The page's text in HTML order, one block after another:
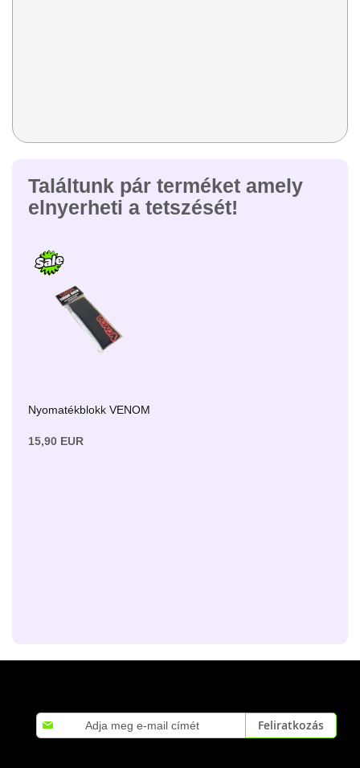
Találtunk pár terméket amely
elnyerheti a tetszését!
Nyomatékblokk VENOM
15,90 EUR
Iratkozzon
fel
Feliratkozás